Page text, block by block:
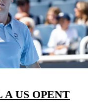
US OPENT